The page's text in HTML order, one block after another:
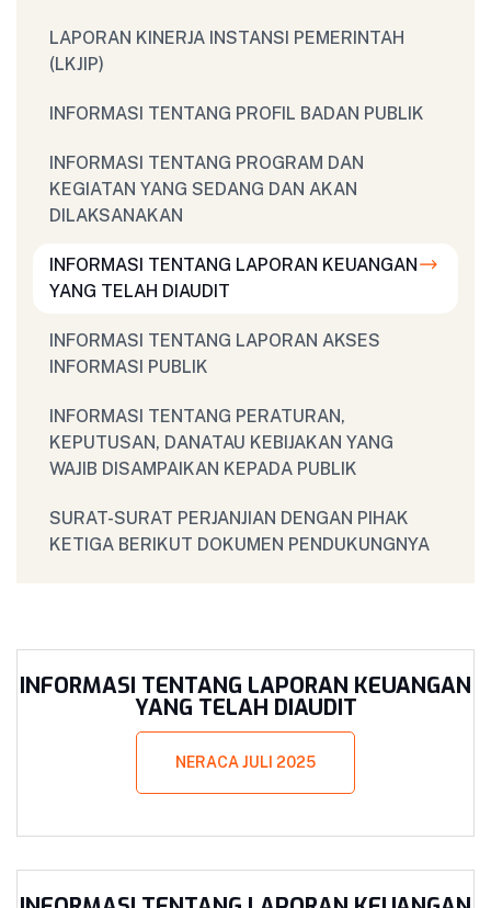
LAPORAN KINERJA INSTANSI PEMERINTAH
(LKJIP)
INFORMASI TENTANG PROFIL BADAN PUBLIK
INFORMASI TENTANG PROGRAM DAN
KEGIATAN YANG SEDANG DAN AKAN
DILAKSANAKAN
INFORMASI TENTANG LAPORAN KEUANGAN
YANG TELAH DIAUDIT
INFORMASI TENTANG LAPORAN AKSES
INFORMASI PUBLIK
INFORMASI TENTANG PERATURAN,
KEPUTUSAN, DANATAU KEBIJAKAN YANG
WAJIB DISAMPAIKAN KEPADA PUBLIK
SURAT-SURAT PERJANJIAN DENGAN PIHAK
KETIGA BERIKUT DOKUMEN PENDUKUNGNYA
INFORMASI TENTANG LAPORAN KEUANGAN
YANG TELAH DIAUDIT
NERACA JULI 2025